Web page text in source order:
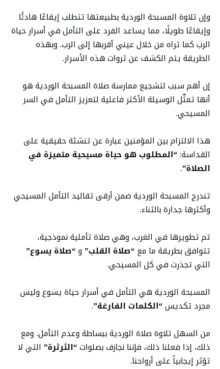
وإن تلاوة المسبحة الوردية بطبيعتها تتطلب إيقاعًا هادئًا
وإيقاعًا طويلًا، مما يساعد الفرد على التأمل في أسرار حياة
الرب كما تراه من خلال عيني أقربها إلى الرب. وبهذه
الطريقة يتم الكشف عن ثروات هذه الأسرار.
إن أهم سبب لتشجيع ممارسة صلاة المسبحة الوردية هو
أنها تمثّل الوسيلة الأكثر فاعلية لتعزيز التأمل في السر
المسيحي.
هذا الالتزام بين المؤمنين عبارة عن تنشئة حقيقية على
القداسة:“المطلوب هو حياة مسيحية متميزة في
الصلاة”.
تندرج المسبحة الوردية ضمن أرقى تقاليد التأمل المسيحي
وأكثرها جدارة بالثناء.
تم تطويرها في الغرب، وهي صلاة تأملية نموذجية،
تتوافق بطريقة ما مع“صلاة القلب”و“صلاة يسوع”
التي تجذرت في كل المسيحي.
المسبحة الوردية هي التأمل في أسرار حياة يسوع وليس
مجرد تكديس“الكلمات الفارغة”.
من السهل تلاوة صلاة الوردية ببساطة وعدم التأمل. ومع
ذلك، إذا فعلنا ذلك، فإننا نجازف بصلوات“الثرثرة”التي لا
تؤثر إيجابياً على أرواحنا.